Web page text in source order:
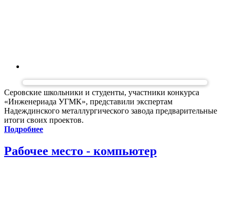
Серовские школьники и студенты, участники конкурса
«Инженериада УГМК», представили экспертам
Надеждинского металлургического завода предварительные
итоги своих проектов.
Подробнее
Рабочее место - компьютер